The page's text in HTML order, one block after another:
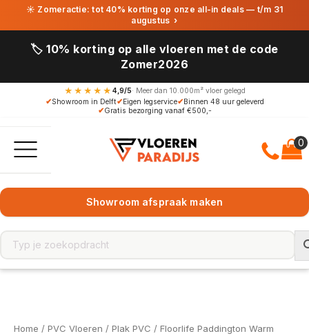
☀ Zomeractie: tot 40% korting op onze all-in deals — t/m 31
augustus ›
🏷️ 10% korting op alle vloeren met de code
Zomer2026
★★★★★ 4,9/5· Meer dan 10.000m² vloer gelegd
✔Showroom in Delft✔Eigen legservice✔Binnen 48 uur geleverd
✔Gratis bezorging vanaf €500,-
Showroom afspraak maken
Home / PVC Vloeren / Plak PVC / Floorlife Paddington Warm